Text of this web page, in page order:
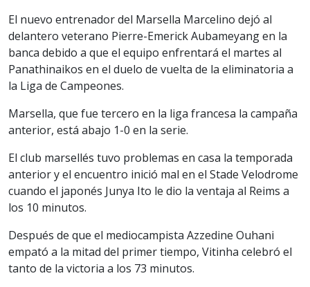
El nuevo entrenador del Marsella Marcelino dejó al
delantero veterano Pierre-Emerick Aubameyang en la
banca debido a que el equipo enfrentará el martes al
Panathinaikos en el duelo de vuelta de la eliminatoria a
la Liga de Campeones.
Marsella, que fue tercero en la liga francesa la campaña
anterior, está abajo 1-0 en la serie.
El club marsellés tuvo problemas en casa la temporada
anterior y el encuentro inició mal en el Stade Velodrome
cuando el japonés Junya Ito le dio la ventaja al Reims a
los 10 minutos.
Después de que el mediocampista Azzedine Ouhani
empató a la mitad del primer tiempo, Vitinha celebró el
tanto de la victoria a los 73 minutos.